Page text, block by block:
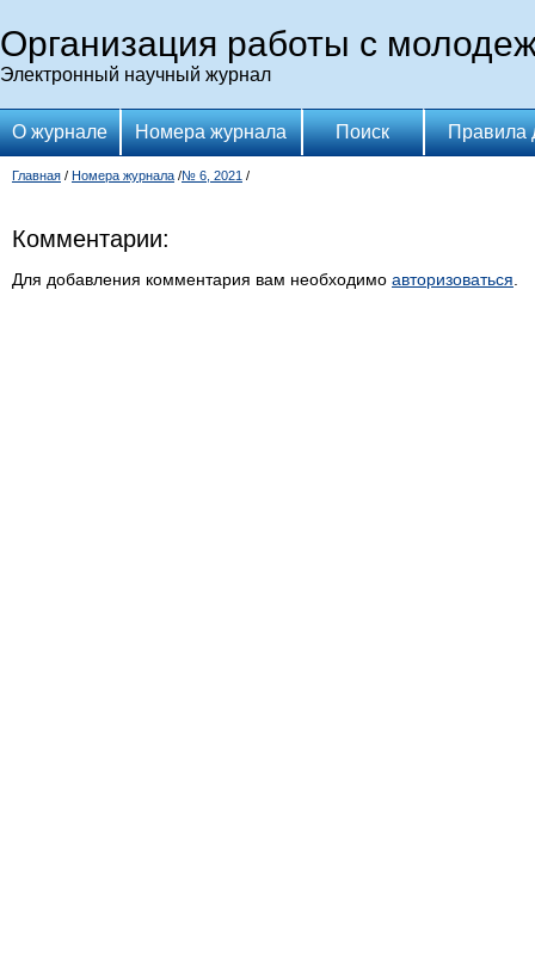
Организация работы с
Электронный научный журнал
О журнале Номера журнала Поиск Правила
Главная / Номера журнала /№ 6, 2021 /
Комментарии:
Для добавления комментария вам необходимо авторизоваться